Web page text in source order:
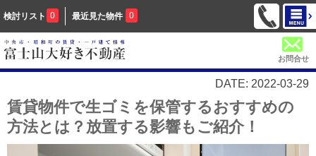
検討リスト 0 最近見た物件 0
お問合せ
DATE: 2022-03-29
賃貸物件で生ゴミを保管するおすすめの
方法とは？放置する影響もご紹介！